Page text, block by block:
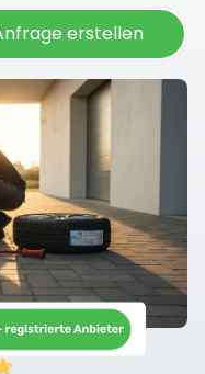
erstellen